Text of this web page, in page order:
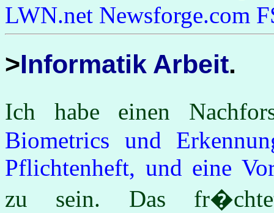
LWN.net Newsforge.com
Informatik Arbeit
Ich habe einen
Biometrics und
Pflichtenheft, und eine
zu sein. Das